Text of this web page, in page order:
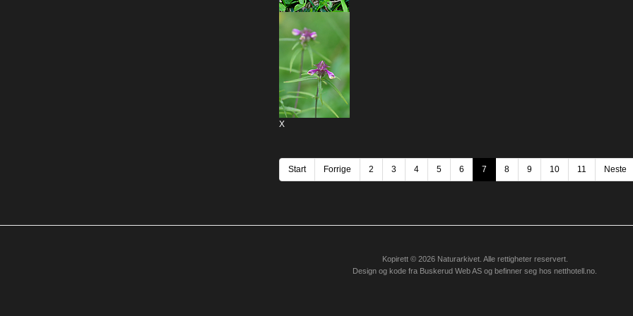
X
Start Forrige 2 3 4 5 6 7 8 9 10 11 Neste
Kopirett © 2026 Naturarkivet. Alle rettigheter reservert.
Design og kode fra Buskerud Web AS og befinner seg hos netthotell.no